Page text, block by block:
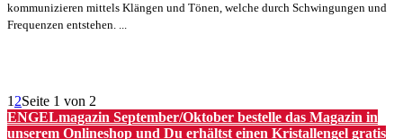
kommunizieren mittels Klängen und Tönen, welche durch Schwingungen und
Frequenzen entstehen. ...
1 2Seite 1 von 2
ENGELmagazin September/Oktober bestelle das Magazin in
unserem Onlineshop und Du erhältst einen Kristallengel gratis